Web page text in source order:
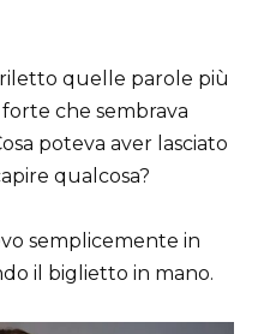
riletto quelle parole più
che sembrava
poteva aver lasciato
qualcosa?
semplicemente in
il biglietto in mano.